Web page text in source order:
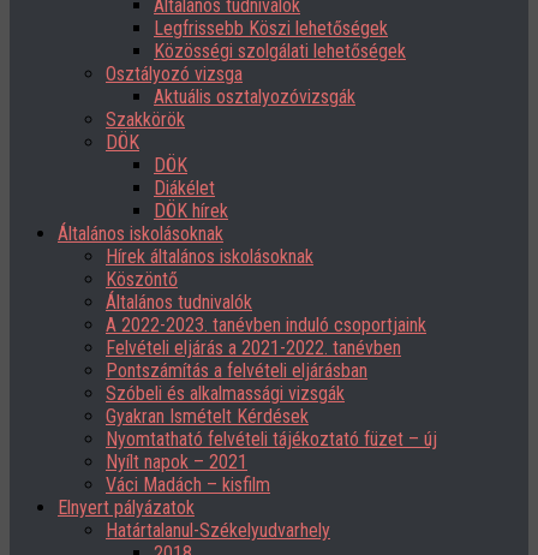
Általános tudnivalók
Legfrissebb Köszi lehetőségek
Közösségi szolgálati lehetőségek
Osztályozó vizsga
Aktuális osztalyozóvizsgák
Szakkörök
DÖK
DÖK
Diákélet
DÖK hírek
Általános iskolásoknak
Hírek általános iskolásoknak
Köszöntő
Általános tudnivalók
A 2022-2023. tanévben induló csoportjaink
Felvételi eljárás a 2021-2022. tanévben
Pontszámítás a felvételi eljárásban
Szóbeli és alkalmassági vizsgák
Gyakran Ismételt Kérdések
Nyomtatható felvételi tájékoztató füzet – új
Nyílt napok – 2021
Váci Madách – kisfilm
Elnyert pályázatok
Határtalanul-Székelyudvarhely